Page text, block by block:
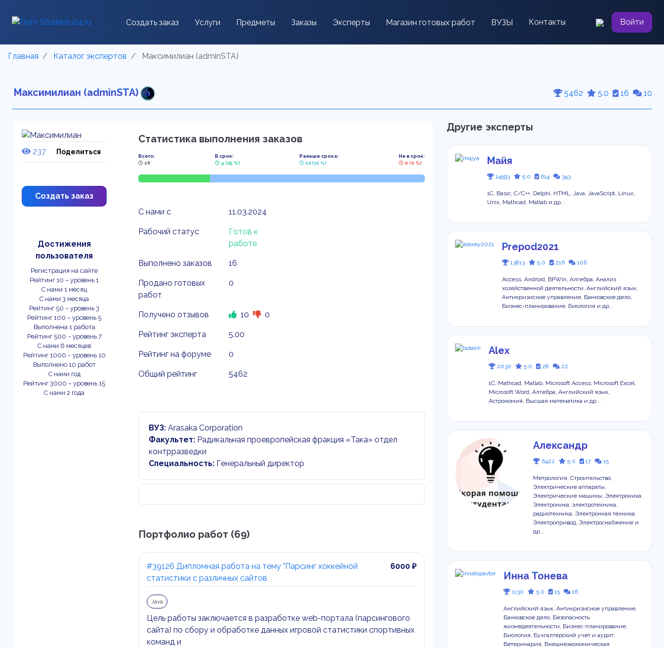
Создать заказ Услуги Предметы Заказы Эксперты Магазин готовых работ ВУЗЫ Контакты Войти
Главная Каталог экспертов Максимилиан (adminSTA)
Максимилиан (adminSTA) 5462 5.0 16 10
237 Поделиться
Создать заказ
Достижения
пользователя
Регистрация на сайте
Рейтинг 10 – уровень 1
С нами 1 месяц
С нами 3 месяца
Рейтинг 50 – уровень 3
Рейтинг 100 – уровень 5
Выполнена 1 работа
Рейтинг 500 – уровень 7
С нами 6 месяцев
Рейтинг 1000 – уровень 10
Выполнено 10 работ
С нами год
Рейтинг 3000 – уровень 15
С нами 2 года
Статистика выполнения заказов
Всего:
16
В срок:
4 (25 %)
Раньше срока:
12 (75 %)
Не в срок:
0 (0 %)
С нами с 11.03.2024
Рабочий статус
Готов к
работе
Выполнено заказов 16
Продано готовых
работ
0
Получено отзывов 10 0
Рейтинг эксперта 5.00
Рейтинг на форуме 0
Общий рейтинг 5462
ВУЗ: Arasaka Corporation
Факультет: Радикальная проевропейская фракция «Така» отдел
контрразведки
Специальность: Генеральный директор
Портфолио работ (69)
#39126 Дипломная работа на тему "Парсинг хоккейной
статистики с различных сайтов
6000 ₽
Java
Цель работы заключается в разработке web-портала (парсингового
сайта) по сбору и обработке данных игровой статистики спортивных
команд и
Другие эксперты
Майя
14593 5.0 614 343
1С, Basic, C/C++, Delphi, HTML, Java, JavaScript, Linux,
Unix, Mathcad, Matlab и др...
Prepod2021
13813 5.0 216 106
Access, Android, BPWin, Алгебра, Анализ
хозяйственной деятельности, Английский язык,
Антикризисное управление, Банковское дело,
Бизнес-планирование, Биология и др...
Alex
2030 5.0 28 22
1С, Mathcad, Matlab, Microsoft Access, Microsoft Excel,
Microsoft Word, Алгебра, Английский язык,
Астрономия, Высшая математика и др...
Александр
6422 5.0 17 15
Метрология, Строительство,
Электрические аппараты,
Электрические машины, Электроника,
Электроника, электротехника,
радиотехника, Электронная техника,
Электропривод, Электроснабжение и
др...
Инна Тонева
1130 5.0 15 16
Английский язык, Антикризисное управление,
Банковское дело, Безопасность
жизнедеятельности, Бизнес-планирование,
Биология, Бухгалтерский учет и аудит,
Ветеринария, Внешнеэкономическая